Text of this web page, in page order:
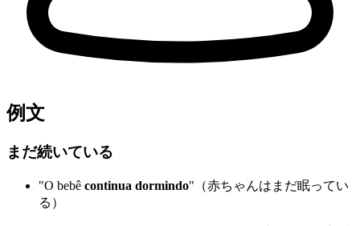
例文
まだ続いている
"O bebê continua dormindo"（赤ちゃんはまだ眠ってい
る）